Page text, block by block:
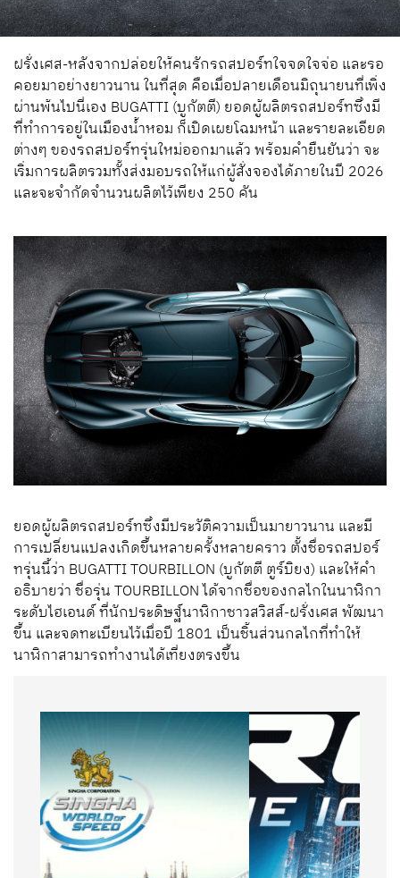
ฝรั่งเศส-หลังจากปล่อยให้คนรักรถสปอร์ทใจจดใจจ่อ และรอ
คอยมาอย่างยาวนาน ในที่สุด คือเมื่อปลายเดือนมิถุนายนที่เพิ่ง
ผ่านพ้นไปนี่เอง BUGATTI (บูกัตตี) ยอดผู้ผลิตรถสปอร์ทซึ่งมี
ที่ทำการอยู่ในเมืองน้ำหอม ก็เปิดเผยโฉมหน้า และรายละเอียด
ต่างๆ ของรถสปอร์ทรุ่นใหม่ออกมาแล้ว พร้อมคำยืนยันว่า จะ
เริ่มการผลิตรวมทั้งส่งมอบรถให้แก่ผู้สั่งจองได้ภายในปี 2026
และจะจำกัดจำนวนผลิตไว้เพียง 250 คัน
ยอดผู้ผลิตรถสปอร์ทซึ่งมีประวัติความเป็นมายาวนาน และมี
การเปลี่ยนแปลงเกิดขึ้นหลายครั้งหลายคราว ตั้งชื่อรถสปอร์
ทรุ่นนี้ว่า BUGATTI TOURBILLON (บูกัตตี ตูร์บิยง) และให้คำ
อธิบายว่า ชื่อรุ่น TOURBILLON ได้จากชื่อของกลไกในนาฬิกา
ระดับไฮเอนด์ ที่นักประดิษฐ์นาฬิกาชาวสวิสส์-ฝรั่งเศส พัฒนา
ขึ้น และจดทะเบียนไว้เมื่อปี 1801 เป็นชิ้นส่วนกลไกที่ทำให้
นาฬิกาสามารถทำงานได้เที่ยงตรงขึ้น